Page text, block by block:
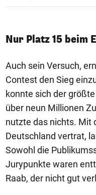
Nur Platz 15 beim
Auch sein Versuch,
Contest den Sieg
konnte sich der
über neun Millionen
nutzte das nichts. Mit
Deutschland vertrat,
Sowohl die
Jurypunkte waren
Raab, der nicht gut